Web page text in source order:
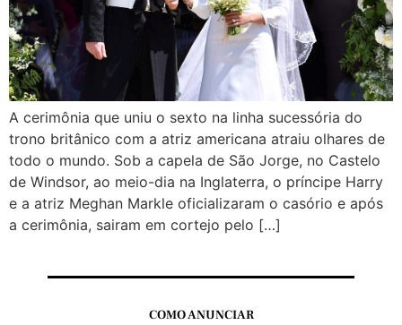
A cerimônia que uniu o sexto na linha sucessória do
trono britânico com a atriz americana atraiu olhares de
todo o mundo. Sob a capela de São Jorge, no Castelo
de Windsor, ao meio-dia na Inglaterra, o príncipe Harry
e a atriz Meghan Markle oficializaram o casório e após
a cerimônia, sairam em cortejo pelo […]
COMO ANUNCIAR